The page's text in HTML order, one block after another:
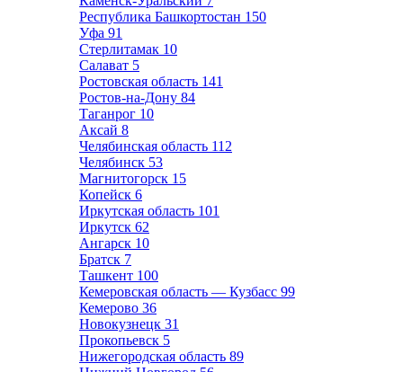
Республика Башкортостан 150
Уфа 91
Стерлитамак 10
Салават 5
Ростовская область 141
Ростов-на-Дону 84
Таганрог 10
Аксай 8
Челябинская область 112
Челябинск 53
Магнитогорск 15
Копейск 6
Иркутская область 101
Иркутск 62
Ангарск 10
Братск 7
Ташкент 100
Кемеровская область — Кузбасс 99
Кемерово 36
Новокузнецк 31
Прокопьевск 5
Нижегородская область 89